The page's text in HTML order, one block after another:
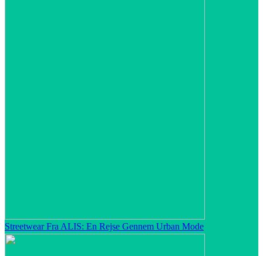
Streetwear Fra ALIS: En Rejse Gennem Urban Mode